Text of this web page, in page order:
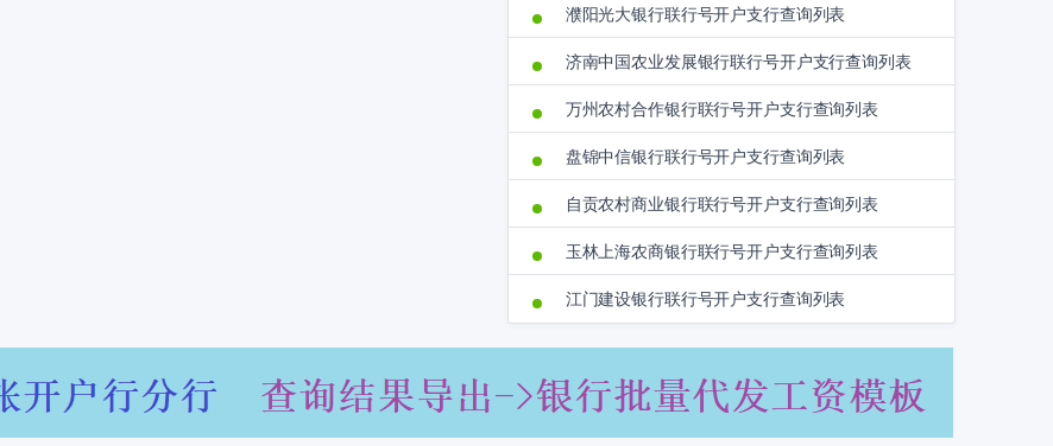
濮阳光大银行联行号开户支行查询列表
济南中国农业发展银行联行号开户支行查询列表
万州农村合作银行联行号开户支行查询列表
盘锦中信银行联行号开户支行查询列表
自贡农村商业银行联行号开户支行查询列表
玉林上海农商银行联行号开户支行查询列表
江门建设银行联行号开户支行查询列表